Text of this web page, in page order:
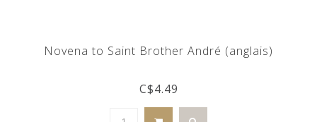
Novena to Saint Brother André (anglais)
C$4.49